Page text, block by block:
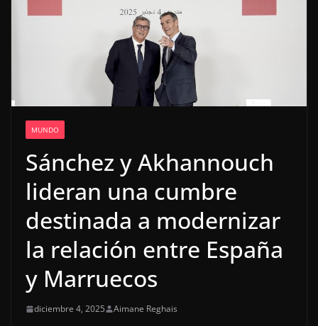
MUNDO
Sánchez y Akhannouch
lideran una cumbre
destinada a modernizar
la relación entre España
y Marruecos
diciembre 4, 2025 Aimane Reghais